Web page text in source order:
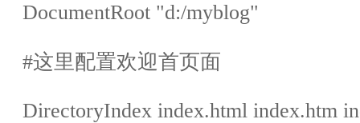
DocumentRoot "d:/myblog"
#这里配置欢迎首页面
DirectoryIndex index.html index.htm